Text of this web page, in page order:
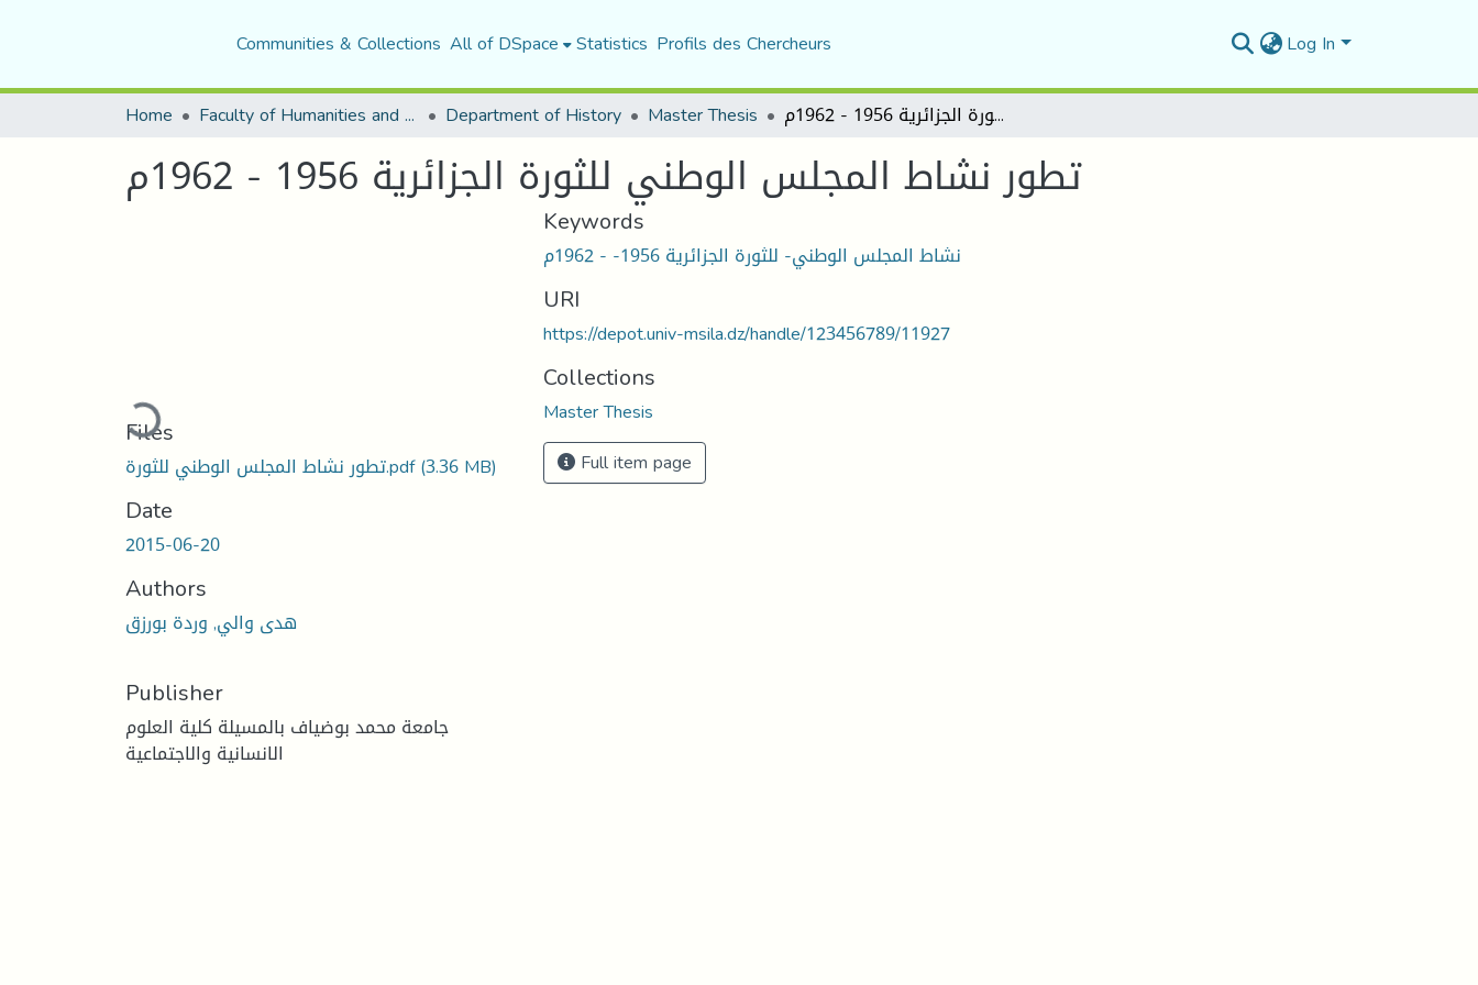
Communities & Collections All of DSpace Statistics Profils des Chercheurs Log In
Home Faculty of Humanities and Social Sciences Department of History Master Thesis تطور نشاط المجلس الوطني للثورة الجزائرية 1956 - 1962م
تطور نشاط المجلس الوطني للثورة الجزائرية 1956 - 1962م
Loading...
Files
تطور نشاط المجلس الوطني للثورة.pdf(3.36 MB)
Date
2015-06-20
Authors
هدى والي, وردة بورزق
Publisher
جامعة محمد بوضياف بالمسيلة كلية العلوم
الانسانية والاجتماعية
Keywords
نشاط المجلس الوطني- للثورة الجزائرية 1956- - 1962م
URI
https://depot.univ-msila.dz/handle/123456789/11927
Collections
Master Thesis
Full item page